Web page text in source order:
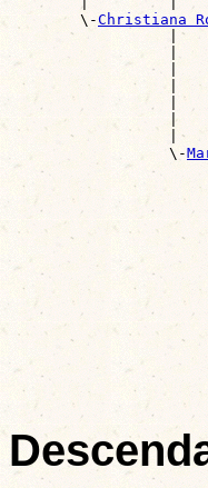
        \-
Christiana
|
|
|
|
|
|
|
                  \-